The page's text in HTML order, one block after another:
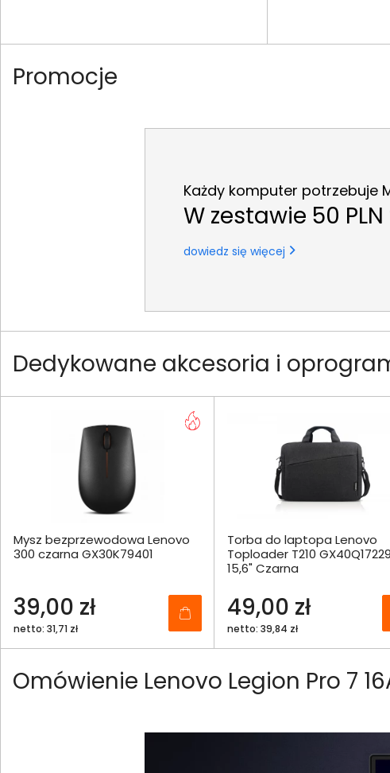
Promocje
Każdy komputer potrzebuje
W zestawie 50
dowiedz się więcej
Dedykowane akcesoria i
Mysz bezprzewodowa Lenovo
300 czarna GX30K79401
39,00 zł
netto: 31,71 zł
Torba do laptopa Lenovo
Toploader T210 GX40Q17229
15,6" Czarna
49,00 zł
netto: 39,84 zł
Omówienie Lenovo Legion Pro 7